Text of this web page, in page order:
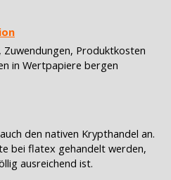
Produktkosten
in Wertpapiere bergen
den nativen Krypthandel an.
bei flatex gehandelt werden,
ausreichend ist.